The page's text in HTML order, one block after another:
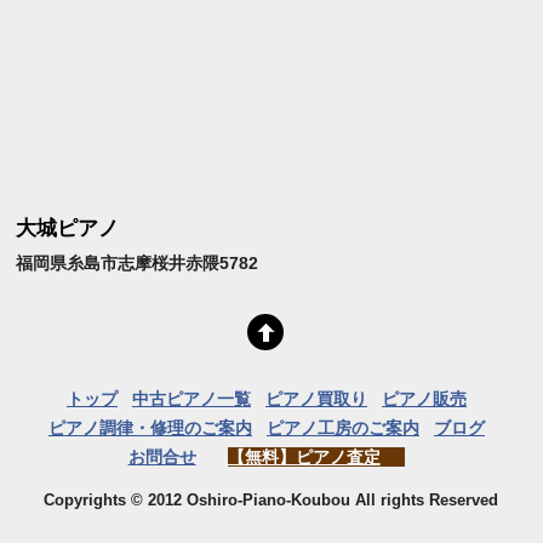
大城ピアノ
福岡県糸島市志摩桜井赤隈5782
トップ 中古ピアノ一覧 ピアノ買取り
ピアノ販売
ピアノ調律・修理のご案内
ピアノ工房のご案内
ブログ
お問合せ
【無料】ピアノ査定
Copyrights © 2012 Oshiro-Piano-Koubou All rights Reserved